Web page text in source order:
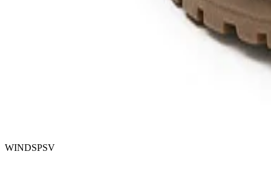
WINDSPSV